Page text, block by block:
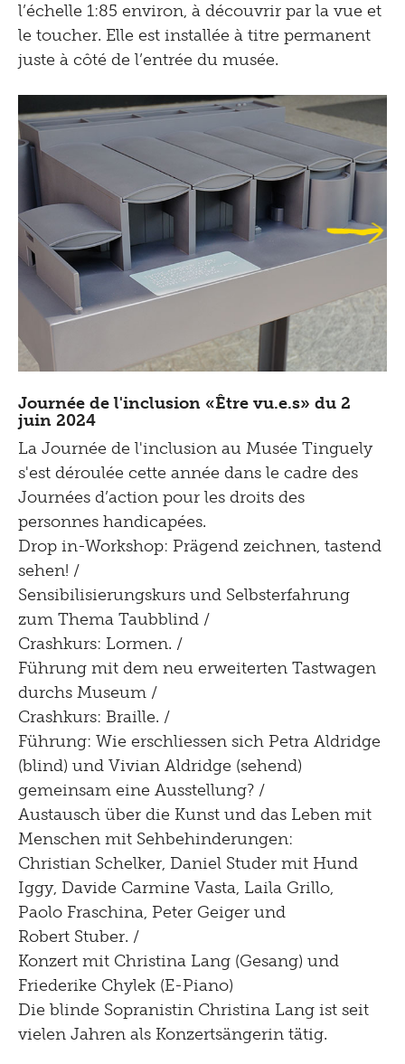
l’échelle 1:85 environ, à découvrir par la vue et
le toucher. Elle est installée à titre permanent
juste à côté de l’entrée du musée.
Journée de l'inclusion «Être vu.e.s» du 2
juin 2024
La Journée de l'inclusion au Musée Tinguely
s'est déroulée cette année dans le cadre des
Journées d’action pour les droits des
personnes handicapées.
Drop in-Workshop: Prägend zeichnen, tastend
sehen! /
Sensibilisierungskurs und Selbsterfahrung
zum Thema Taubblind /
Crashkurs: Lormen. /
Führung mit dem neu erweiterten Tastwagen
durchs Museum /
Crashkurs: Braille. /
Führung: Wie erschliessen sich Petra Aldridge
(blind) und Vivian Aldridge (sehend)
gemeinsam eine Ausstellung? /
Austausch über die Kunst und das Leben mit
Menschen mit Sehbehinderungen:
Christian Schelker, Daniel Studer mit Hund
Iggy, Davide Carmine Vasta, Laila Grillo,
Paolo Fraschina, Peter Geiger und
Robert Stuber. /
Konzert mit Christina Lang (Gesang) und
Friederike Chylek (E-Piano)
Die blinde Sopranistin Christina Lang ist seit
vielen Jahren als Konzertsängerin tätig.